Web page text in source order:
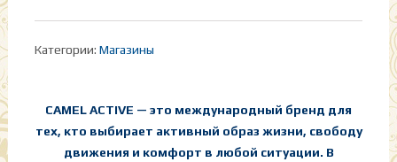
Категории: Магазины
CAMEL ACTIVE — это международный бренд для
тех, кто выбирает активный образ жизни, свободу
движения и комфорт в любой ситуации. В